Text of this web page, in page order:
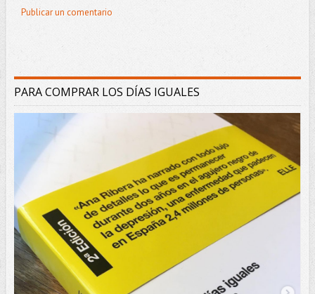
Publicar un comentario
PARA COMPRAR LOS DÍAS IGUALES